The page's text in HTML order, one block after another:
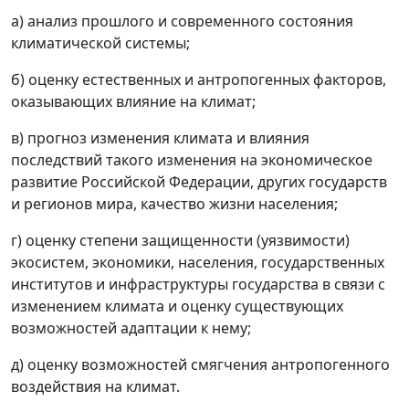
а) анализ прошлого и современного состояния
климатической системы;
б) оценку естественных и антропогенных факторов,
оказывающих влияние на климат;
в) прогноз изменения климата и влияния
последствий такого изменения на экономическое
развитие Российской Федерации, других государств
и регионов мира, качество жизни населения;
г) оценку степени защищенности (уязвимости)
экосистем, экономики, населения, государственных
институтов и инфраструктуры государства в связи с
изменением климата и оценку существующих
возможностей адаптации к нему;
д) оценку возможностей смягчения антропогенного
воздействия на климат.